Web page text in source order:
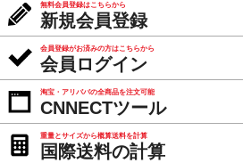
無料会員登録はこちらから
新規会員登録
会員登録がお済みの方はこちらから
会員ログイン
淘宝・アリババの全商品を注文可能
CNNECTツール
重量とサイズから概算送料を計算
国際送料の計算